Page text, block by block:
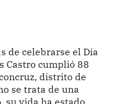
de celebrarse el Día
Castro cumplió 88
distrito de
se trata de una
su vida ha estado